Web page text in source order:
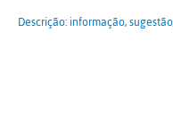
Descrição: informação,